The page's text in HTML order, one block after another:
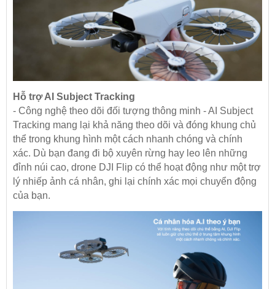
Hỗ trợ AI Subject Tracking
- Công nghệ theo dõi đối tượng thông minh - AI Subject
Tracking mang lại khả năng theo dõi và đóng khung chủ
thể trong khung hình một cách nhanh chóng và chính
xác. Dù bạn đang đi bộ xuyên rừng hay leo lên những
đỉnh núi cao, drone DJI Flip có thể hoạt động như một trợ
lý nhiếp ảnh cá nhân, ghi lại chính xác mọi chuyển động
của bạn.